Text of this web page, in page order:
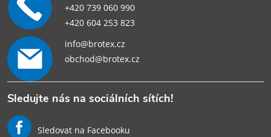
+420 739 060 990
+420 604 253 823
info@brotex.cz
obchod@brotex.cz
Sledujte nás na sociálních sítích!
Sledovat na Facebooku